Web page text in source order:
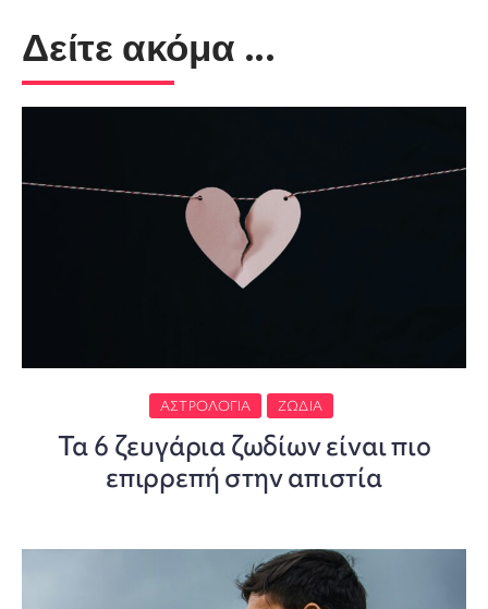
Δείτε ακόμα ...
ΑΣΤΡΟΛΟΓΊΑ ΖΏΔΙΑ
Τα 6 ζευγάρια ζωδίων είναι πιο
επιρρεπή στην απιστία